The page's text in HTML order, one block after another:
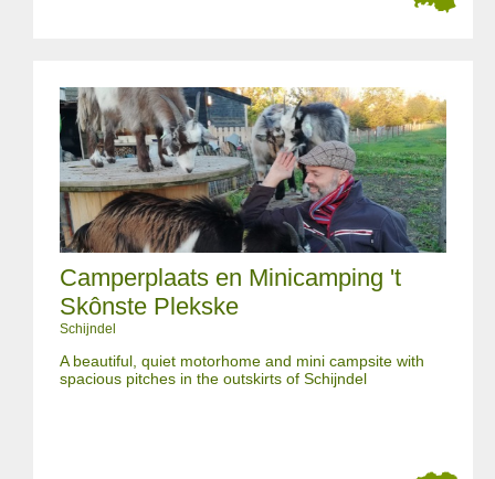
Camperplaats en Minicamping 't
Skônste Plekske
Schijndel
A beautiful, quiet motorhome and mini campsite with
spacious pitches in the outskirts of Schijndel